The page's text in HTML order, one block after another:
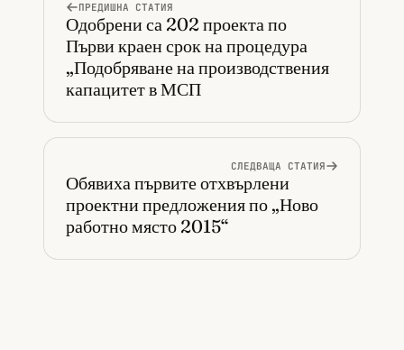
ПРЕДИШНА СТАТИЯ
Одобрени са 202 проекта по
Първи краен срок на процедура
„Подобряване на производствения
капацитет в МСП
СЛЕДВАЩА СТАТИЯ
Обявиха първите отхвърлени
проектни предложения по „Ново
работно място 2015“